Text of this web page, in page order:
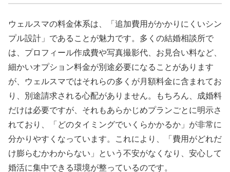
ウェルスマの料金体系は、「追加費用がかかりにくいシン
プル設計」であることが魅力です。多くの結婚相談所で
は、プロフィール作成費や写真撮影代、お見合い料など、
細かいオプション料金が別途必要になることがあります
が、ウェルスマではそれらの多くが月額料金に含まれてお
り、別途請求される心配がありません。もちろん、成婚料
だけは必要ですが、それもあらかじめプランごとに明示さ
れており、「どのタイミングでいくらかかるか」が非常に
分かりやすくなっています。これにより、「費用がどれだ
け膨らむかわからない」という不安がなくなり、安心して
婚活に集中できる環境が整っているのです。